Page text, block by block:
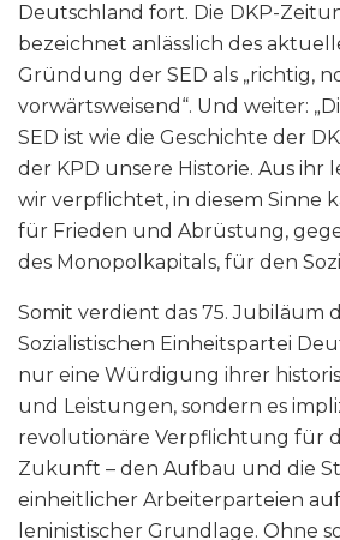
Deutschland fort. Die DKP-
bezeichnet anlässlich des
Gründung der SED als „richtig,
vorwärtsweisend“. Und weiter:
SED ist wie die Geschichte der
der KPD unsere Historie. Aus ihr
wir verpflichtet, in diesem Sinne
für Frieden und Abrüstung,
des Monopolkapitals, für den
Somit verdient das 75. Jubiläum
Sozialistischen Einheitspartei
nur eine Würdigung ihrer
und Leistungen, sondern es
revolutionäre Verpflichtung für
Zukunft – den Aufbau und die
einheitlicher Arbeiterparteien
leninistischer Grundlage. Ohne